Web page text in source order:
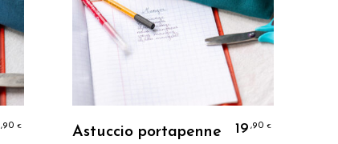
,90 €
Astuccio portapenne
19 ,90 €